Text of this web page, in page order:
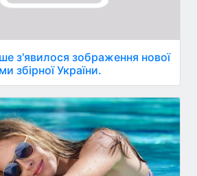
з'явилося зображення нової
збірної України.